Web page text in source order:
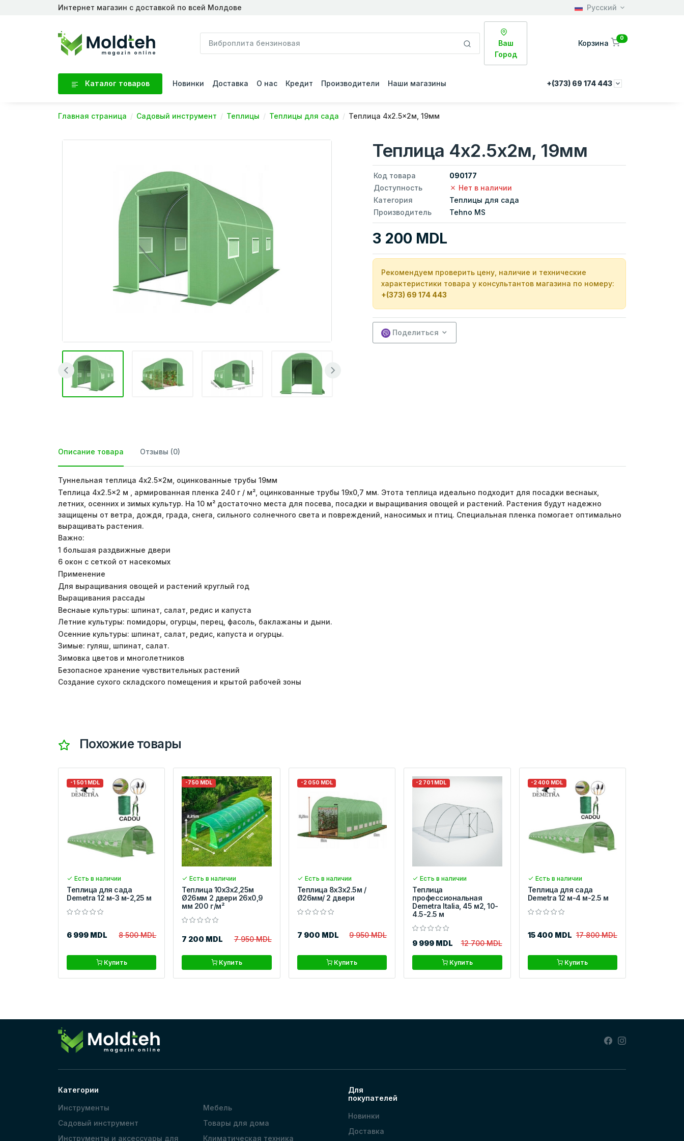
Интернет магазин с доставкой по всей Молдове Русский
Ваш
Город
Корзина
0
Каталог товаров Новинки Доставка О нас Кредит Производители Наши магазины +(373) 69 174 443
Главная страница Садовый инструмент Теплицы Теплицы для сада Теплица 4x2.5x2м, 19мм
Теплица 4x2.5x2м, 19мм
Код товара
090177
Доступность
Нет в наличии
Категория
Теплицы для сада
Производитель
Tehno MS
3 200 MDL
Рекомендуем проверить цену, наличие и технические
характеристики товара у консультантов магазина по номеру:
+(373) 69 174 443
Поделиться
Описание товара Отзывы (0)
Туннельная теплица 4x2.5x2м, оцинкованные трубы 19мм
Теплица 4x2.5x2 м , армированная пленка 240 г / м², оцинкованные трубы 19х0,7 мм. Этота теплица идеально подходит для посадки веснаых,
летних, осенних и зимых культур. На 10 м² достаточно места для посева, посадки и выращивания овощей и растений. Растения будут надежно
защищены от ветра, дождя, града, снега, сильного солнечного света и повреждений, наносимых и птиц. Специальная пленка помогает оптимально
выращивать растения.
Важно:
1 большая раздвижные двери
6 окон с сеткой от насекомых
Применение
Для выращивания овощей и растений круглый год
Выращивания рассады
Веснаые культуры: шпинат, салат, редис и капуста
Летние культуры: помидоры, огурцы, перец, фасоль, баклажаны и дыни.
Осенние культуры: шпинат, салат, редис, капуста и огурцы.
Зимые: гуляш, шпинат, салат.
Зимовка цветов и многолетников
Безопасное хранение чувствительных растений
Создание сухого складского помещения и крытой рабочей зоны
Похожие товары
-1 501 MDL
Есть в наличии
Теплица для сада
Demetra 12 м-3 м-2,25 м
6 999 MDL 8 500 MDL
Купить
-750 MDL
Есть в наличии
Теплица 10x3x2,25м
Ø26мм 2 двери 26х0,9
мм 200 г/м²
7 200 MDL 7 950 MDL
Купить
-2 050 MDL
Есть в наличии
Теплица 8x3x2.5м /
Ø26мм/ 2 двери
7 900 MDL 9 950 MDL
Купить
-2 701 MDL
Есть в наличии
Теплица
профессиональная
Demetra Italia, 45 м2, 10-
4.5-2.5 м
9 999 MDL 12 700 MDL
Купить
-2 400 MDL
Есть в наличии
Теплица для сада
Demetra 12 м-4 м-2.5 м
15 400 MDL 17 800 MDL
Купить
Категории
Инструменты
Садовый инструмент
Инструменты и аксессуары для
Мебель
Товары для дома
Климатическая техника
Для
покупателей
Новинки
Доставка